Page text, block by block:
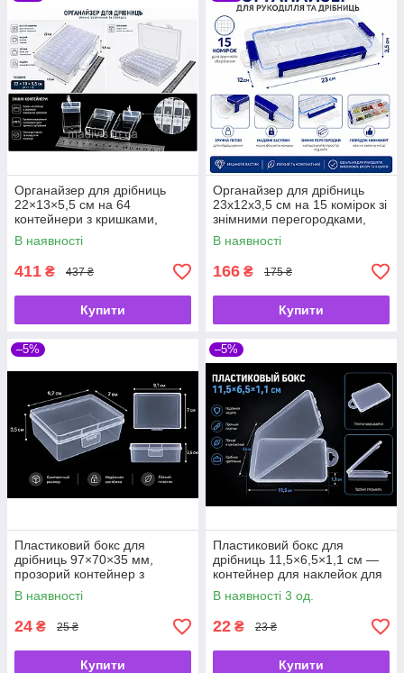
Органайзер для дрібниць
22×13×5,5 см на 64
контейнери з кришками,
прозорий пластиковий бокс
для бісеру, страз і фурнітури
В наявності
411 ₴ 437 ₴
Купити
Органайзер для дрібниць
23х12х3,5 см на 15 комірок зі
знімними перегородками,
пластиковий контейнер для
рукоділля та фурнітури
В наявності
166 ₴ 175 ₴
Купити
–5%
Пластиковий бокс для
дрібниць 97×70×35 мм,
прозорий контейнер з
відкидною кришкою
В наявності
24 ₴ 25 ₴
Купити
–5%
Пластиковий бокс для
дрібниць 11,5×6,5×1,1 см —
контейнер для наклейок для
повік, матуючих серветок та
накладних вій
В наявності 3 од.
22 ₴ 23 ₴
Купити